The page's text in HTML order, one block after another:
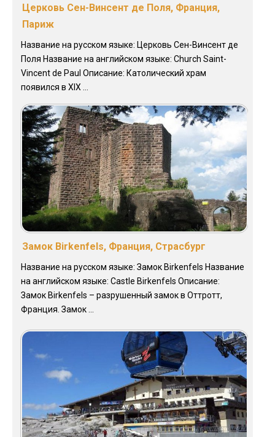
Церковь Сен-Винсент де Поля, Франция,
Париж
Название на русском языке: Церковь Сен-Винсент де
Поля Название на английском языке: Church Saint-
Vincent de Paul Описание: Католический храм
появился в XIX ...
Замок Birkenfels, Франция, Страсбург
Название на русском языке: Замок Birkenfels Название
на английском языке: Castle Birkenfels Описание:
Замок Birkenfels – разрушенный замок в Оттротт,
Франция. Замок ...